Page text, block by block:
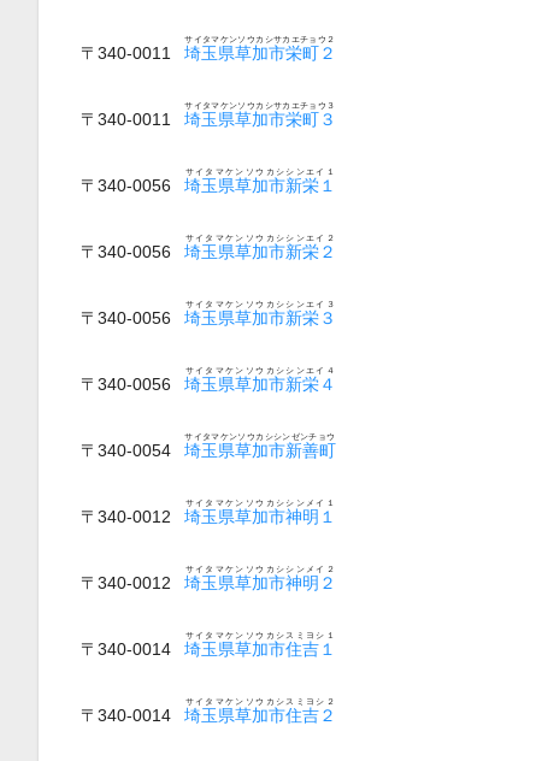
〒340-0011 埼玉県草加市栄町２
サイタマケンソウカシサカエチョウ２
〒340-0011 埼玉県草加市栄町３
サイタマケンソウカシサカエチョウ３
〒340-0056 埼玉県草加市新栄１
サイタマケンソウカシシンエイ１
〒340-0056 埼玉県草加市新栄２
サイタマケンソウカシシンエイ２
〒340-0056 埼玉県草加市新栄３
サイタマケンソウカシシンエイ３
〒340-0056 埼玉県草加市新栄４
サイタマケンソウカシシンエイ４
〒340-0054 埼玉県草加市新善町
サイタマケンソウカシシンゼンチョウ
〒340-0012 埼玉県草加市神明１
サイタマケンソウカシシンメイ１
〒340-0012 埼玉県草加市神明２
サイタマケンソウカシシンメイ２
〒340-0014 埼玉県草加市住吉１
サイタマケンソウカシスミヨシ１
〒340-0014 埼玉県草加市住吉２
サイタマケンソウカシスミヨシ２